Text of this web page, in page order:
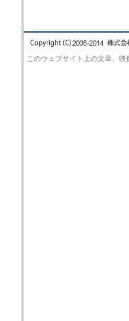
このウェブサイト上の文章、